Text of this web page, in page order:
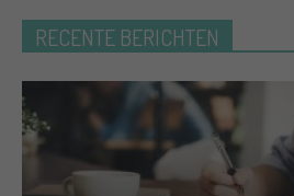
RECENTE BERICHTEN